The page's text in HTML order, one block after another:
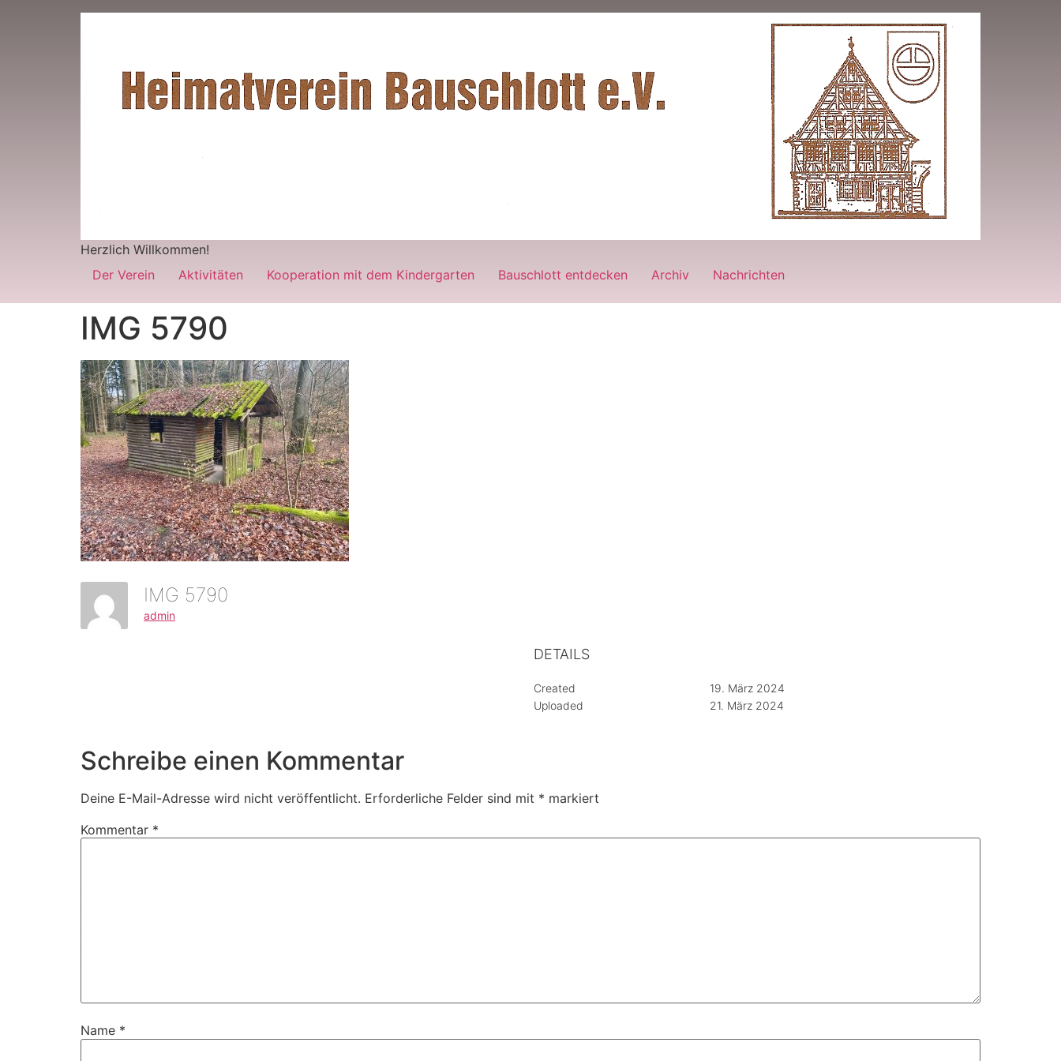
Herzlich Willkommen!
Der Verein
Aktivitäten Kooperation mit dem Kindergarten Bauschlott entdecken Archiv Nachrichten
IMG 5790
IMG 5790
admin
DETAILS
Created
19. März 2024
Uploaded
21. März 2024
Schreibe einen Kommentar
Deine E-Mail-Adresse wird nicht veröffentlicht. Erforderliche Felder sind mit * markiert
Kommentar *
Name *